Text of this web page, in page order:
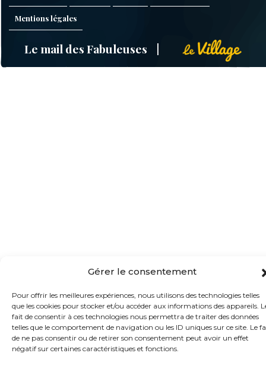
Gérer le consentement
Pour offrir les meilleures expériences, nous utilisons des technologies telles
que les cookies pour stocker et/ou accéder aux informations des appareils.
fait de consentir à ces technologies nous permettra de traiter des données
telles que le comportement de navigation ou les ID uniques sur ce site. Le
de ne pas consentir ou de retirer son consentement peut avoir un effet
négatif sur certaines caractéristiques et fonctions.
Mentions légales
Le mail des Fabuleuses